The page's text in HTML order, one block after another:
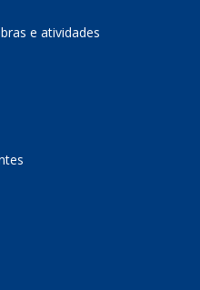
e atividades